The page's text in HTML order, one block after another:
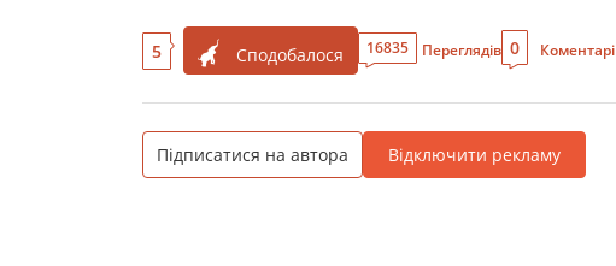
5 Сподобалося 16835 Переглядів 0 Коментарі
Підписатися на автора Відключити рекламу